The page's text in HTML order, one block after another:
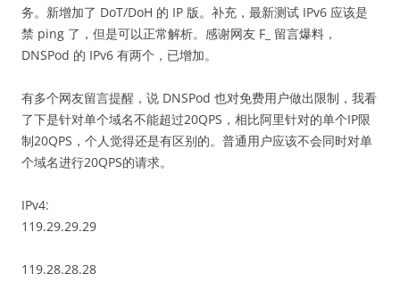
务。新增加了 DoT/DoH 的 IP 版。补充，最新测试 IPv6 应该是
禁 ping 了，但是可以正常解析。感谢网友 F_ 留言爆料，
DNSPod 的 IPv6 有两个，已增加。
有多个网友留言提醒，说 DNSPod 也对免费用户做出限制，我看
了下是针对单个域名不能超过20QPS，相比阿里针对的单个IP限
制20QPS，个人觉得还是有区别的。普通用户应该不会同时对单
个域名进行20QPS的请求。
IPv4:
119.29.29.29
119.28.28.28